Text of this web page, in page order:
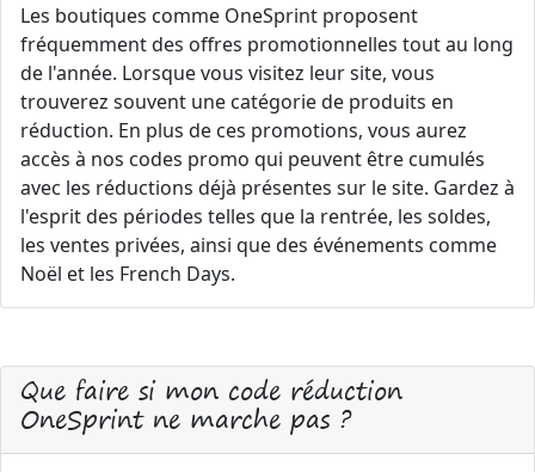
Les boutiques comme OneSprint proposent
fréquemment des offres promotionnelles tout au long
de l'année. Lorsque vous visitez leur site, vous
trouverez souvent une catégorie de produits en
réduction. En plus de ces promotions, vous aurez
accès à nos codes promo qui peuvent être cumulés
avec les réductions déjà présentes sur le site. Gardez à
l'esprit des périodes telles que la rentrée, les soldes,
les ventes privées, ainsi que des événements comme
Noël et les French Days.
Que faire si mon code réduction
OneSprint ne marche pas ?